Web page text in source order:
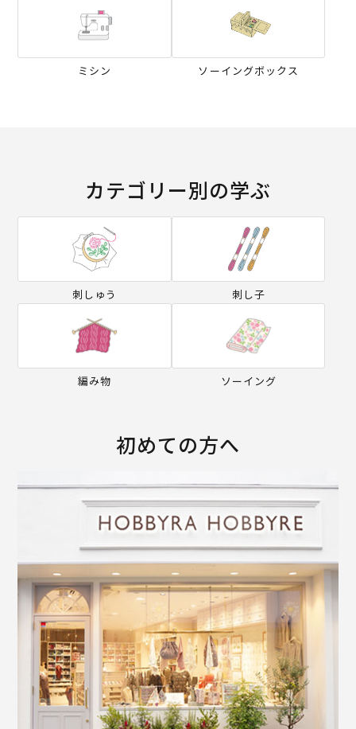
ミシン ソーイングボックス
カテゴリー別の学ぶ
刺しゅう 刺し子
編み物 ソーイング
初めての方へ